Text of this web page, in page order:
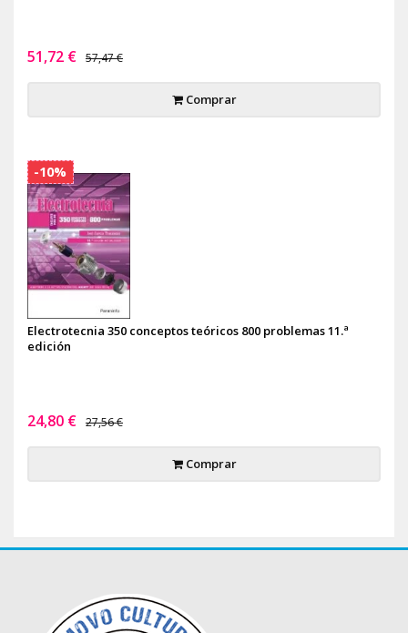
51,72 € 57,47 €
Comprar
Electrotecnia 350 conceptos teóricos 800 problemas 11.ª
edición
24,80 € 27,56 €
Comprar
-10%